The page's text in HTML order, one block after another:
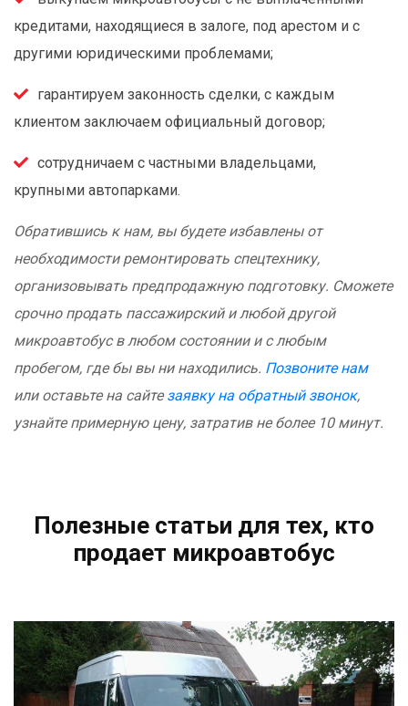
кредитами, находящиеся в залоге, под арестом и с
другими юридическими проблемами;
гарантируем законность сделки, с каждым
клиентом заключаем официальный договор;
сотрудничаем с частными владельцами,
крупными автопарками.
Обратившись к нам, вы будете избавлены от
необходимости ремонтировать спецтехнику,
организовывать предпродажную подготовку. Сможете
срочно продать пассажирский и любой другой
микроавтобус в любом состоянии и с любым
пробегом, где бы вы ни находились. Позвоните нам
или оставьте на сайтезаявку на обратный звонок,
узнайте примерную цену, затратив не более 10 минут.
Полезные статьи для тех, кто
продает микроавтобус